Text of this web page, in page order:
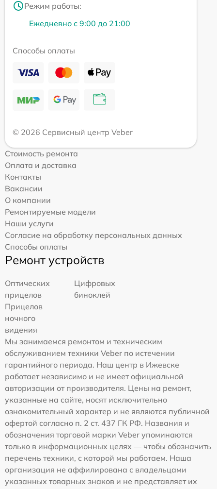
Режим работы:
Ежедневно с 9:00 до 21:00
Способы оплаты
© 2026 Сервисный центр Veber
Стоимость ремонта
Оплата и доставка
Контакты
Вакансии
О компании
Ремонтируемые модели
Наши услуги
Согласие на обработку персональных данных
Способы оплаты
Ремонт устройств
Оптических
прицелов
Цифровых
биноклей
Прицелов
ночного
видения
Мы занимаемся ремонтом и техническим
обслуживанием техники Veber по истечении
гарантийного периода. Наш центр в Ижевске
работает независимо и не имеет официальной
авторизации от производителя. Цены на ремонт,
указанные на сайте, носят исключительно
ознакомительный характер и не являются публичной
офертой согласно п. 2 ст. 437 ГК РФ. Названия и
обозначения торговой марки Veber упоминаются
только в информационных целях — чтобы обозначить
перечень техники, с которой мы работаем. Наша
организация не аффилирована с владельцами
указанных товарных знаков и не представляет их